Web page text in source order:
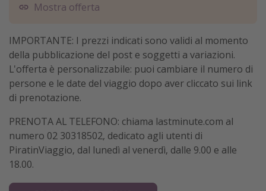
Mostra offerta
IMPORTANTE: I prezzi indicati sono validi al momento
della pubblicazione del post e soggetti a variazioni.
L'offerta è personalizzabile: puoi cambiare il numero di
persone e le date del viaggio dopo aver cliccato sui link
di prenotazione.
PRENOTA AL TELEFONO: chiama lastminute.com al
numero 02 30318502, dedicato agli utenti di
PiratinViaggio, dal lunedì al venerdì, dalle 9.00 e alle
18.00.